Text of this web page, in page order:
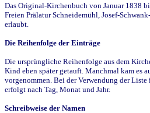
Das Original-Kirchenbuch von Januar 1838
Freien Prälatur Schneidemühl, Josef-
erlaubt.
Die Reihenfolge der Einträge
Die ursprüngliche Reihenfolge aus dem
Kind eben später getauft. Manchmal kam es
vorgenommen. Bei der Verwendung der
erfolgt nach Tag, Monat und Jahr.
Schreibweise der Namen